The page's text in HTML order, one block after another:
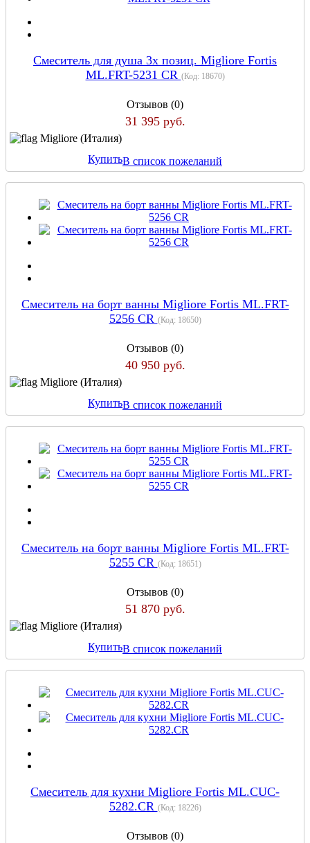
Смеситель для душа 3х позиц. Migliore Fortis
ML.FRT-5231 CR (Код: 18670)
Отзывов (0)
31 395 руб.
Migliore (Италия)
КупитьВ список пожеланий
Смеситель на борт ванны Migliore Fortis ML.FRT-
5256 CR (Код: 18650)
Отзывов (0)
40 950 руб.
Migliore (Италия)
КупитьВ список пожеланий
Смеситель на борт ванны Migliore Fortis ML.FRT-
5255 CR (Код: 18651)
Отзывов (0)
51 870 руб.
Migliore (Италия)
КупитьВ список пожеланий
Смеситель для кухни Migliore Fortis ML.CUC-
5282.CR (Код: 18226)
Отзывов (0)